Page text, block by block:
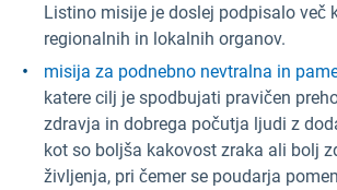
Listino misije je doslej podpisalo več
regionalnih in lokalnih organov.
misija za podnebno nevtralna in
katere cilj je spodbujati pravičen
zdravja in dobrega počutja ljudi z
kot so boljša kakovost zraka ali bolj
življenja, pri čemer se poudarja